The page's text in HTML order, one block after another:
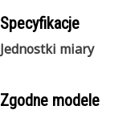
Choć może się
firmy niż Cat są
inna firma nie zna
Atrybuty:
• Podkładka
Specyfikacje
Jednostki miary
Zgodne modele